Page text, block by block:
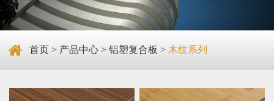
首页 > 产品中心 >铝塑复合板 > 木纹系列